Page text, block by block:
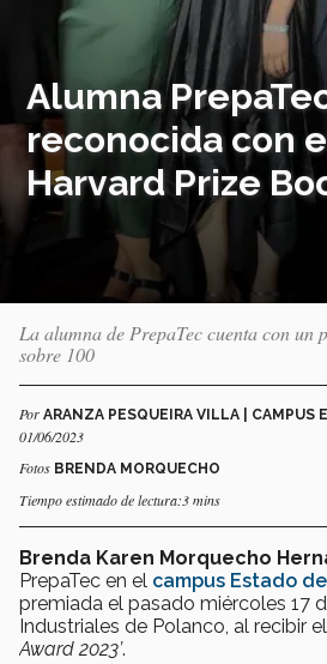
Alumna
reconocida con
Harvard Prize
La alumna de PrepaTec cuenta con un
sobre 100
Por ARANZA PESQUEIRA VILLA | CAMPUS
01/06/2023
Fotos BRENDA MORQUECHO
Tiempo estimado de lectura:3 mins
Brenda Karen Morquecho
PrepaTec en el campus Estado
premiada el pasado miércoles 17
Industriales de Polanco, al recibir el
Award 2023’.